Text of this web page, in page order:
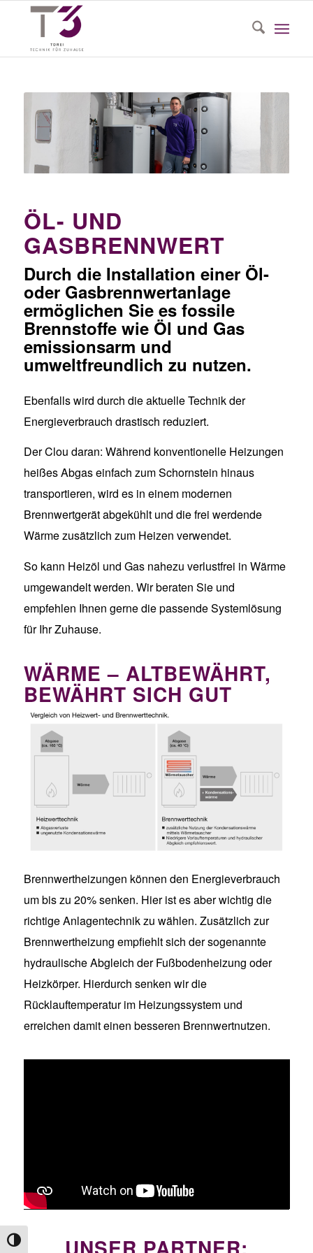
springen
Umschalten auf hohe Kontraste
ÖL- UND
GASBRENNWERT
Durch die Installation einer Öl-
oder Gasbrennwertanlage
ermöglichen Sie es fossile
Brennstoffe wie Öl und Gas
emissionsarm und
umweltfreundlich zu nutzen.
Ebenfalls wird durch die aktuelle Technik der
Energieverbrauch drastisch reduziert.
Der Clou daran: Während konventionelle Heizungen
heißes Abgas einfach zum Schornstein hinaus
transportieren, wird es in einem modernen
Brennwertgerät abgekühlt und die frei werdende
Wärme zusätzlich zum Heizen verwendet.
So kann Heizöl und Gas nahezu verlustfrei in Wärme
umgewandelt werden. Wir beraten Sie und
empfehlen Ihnen gerne die passende Systemlösung
für Ihr Zuhause.
WÄRME – ALTBEWÄHRT,
BEWÄHRT SICH GUT
Brennwertheizungen können den Energieverbrauch
um bis zu 20% senken. Hier ist es aber wichtig die
richtige Anlagentechnik zu wählen. Zusätzlich zur
Brennwertheizung empfiehlt sich der sogenannte
hydraulische Abgleich der Fußbodenheizung oder
Heizkörper. Hierdurch senken wir die
Rücklauftemperatur im Heizungssystem und
erreichen damit einen besseren Brennwertnutzen.